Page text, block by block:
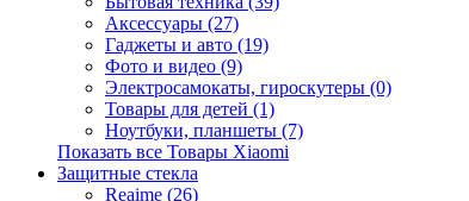
Аксессуары (27)
Гаджеты и авто (19)
Фото и видео (9)
Электросамокаты, гироскутеры (0)
Товары для детей (1)
Ноутбуки, планшеты (7)
Показать все Товары Xiaomi
Защитные стекла
Reaime (26)